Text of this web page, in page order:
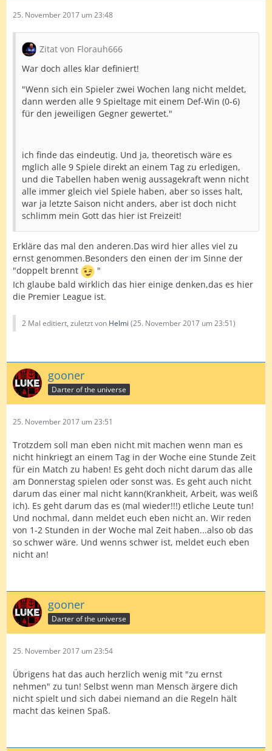
25. November 2017 um 23:48
Zitat von Florauh666
War doch alles klar definiert!
"Wenn sich ein Spieler zwei Wochen lang nicht meldet,
dann werden alle 9 Spieltage mit einem Def-Win (0-6)
für den jeweiligen Gegner gewertet."
ich finde das eindeutig. Und ja, theoretisch wäre es
mglich alle 9 Spiele direkt an einem Tag zu erledigen,
und die Tabellen haben wenig aussagekraft wenn nicht
alle immer gleich viel Spiele haben, aber so isses halt,
war ja letzte Saison nicht anders, aber ist doch nicht
schlimm mein Gott das hier ist Freizeit!
Erkläre das mal den anderen.Das wird hier alles viel zu
ernst genommen.Besonders den einen der im Sinne der
"doppelt brennt
"
Ich glaube bald wirklich das hier einige denken,das es hier
die Premier League ist.
2 Mal editiert, zuletzt von Helmi (25. November 2017 um 23:51)
gooner
Darter of the universe
25. November 2017 um 23:51
Trotzdem soll man eben nicht mit machen wenn man es
nicht hinkriegt an einem Tag in der Woche eine Stunde Zeit
für ein Match zu haben! Es geht doch nicht darum das alle
am Donnerstag spielen oder sonst was. Es geht auch nicht
darum das einer mal nicht kann(Krankheit, Arbeit, was weiß
ich). Es geht darum das es (mal wieder!!!) etliche Leute tun!
Und nochmal, dann meldet euch eben nicht an. Wir reden
von 1-2 Stunden in der Woche mal Zeit haben...also ob das
so schwer wäre. Und wenns schwer ist, meldet euch eben
nicht an!
gooner
Darter of the universe
25. November 2017 um 23:54
Übrigens hat das auch herzlich wenig mit "zu ernst
nehmen" zu tun! Selbst wenn man Mensch ärgere dich
nicht spielt und sich dabei niemand an die Regeln hält
macht das keinen Spaß.